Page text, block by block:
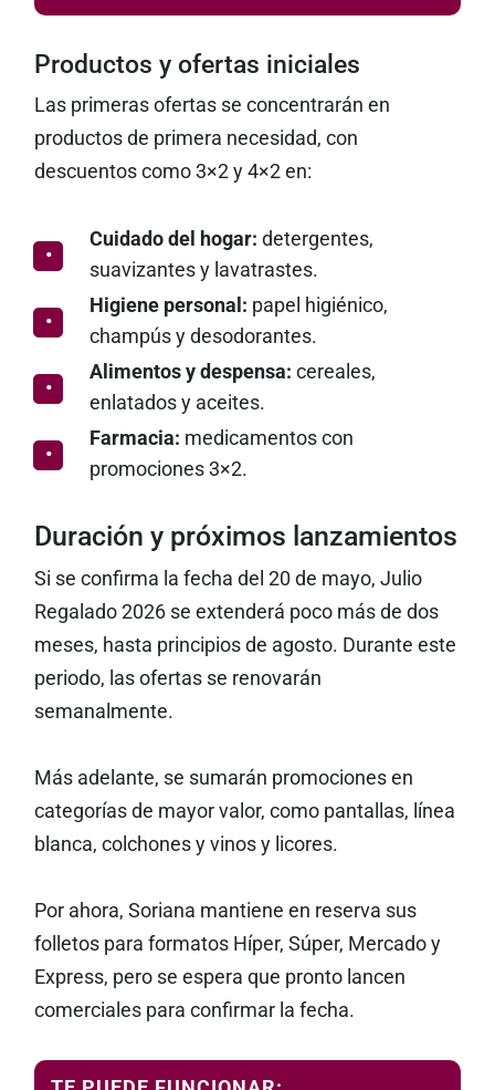
Productos y ofertas iniciales
Las primeras ofertas se concentrarán en
productos de primera necesidad, con
descuentos como 3×2 y 4×2 en:
Cuidado del hogar: detergentes,
suavizantes y lavatrastes.
Higiene personal: papel higiénico,
champús y desodorantes.
Alimentos y despensa: cereales,
enlatados y aceites.
Farmacia: medicamentos con
promociones 3×2.
Duración y próximos lanzamientos
Si se confirma la fecha del 20 de mayo, Julio
Regalado 2026 se extenderá poco más de dos
meses, hasta principios de agosto. Durante este
periodo, las ofertas se renovarán
semanalmente.
Más adelante, se sumarán promociones en
categorías de mayor valor, como pantallas, línea
blanca, colchones y vinos y licores.
Por ahora, Soriana mantiene en reserva sus
folletos para formatos Híper, Súper, Mercado y
Express, pero se espera que pronto lancen
comerciales para confirmar la fecha.